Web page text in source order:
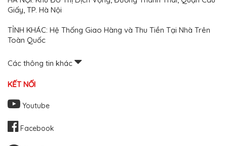
Giấy, TP. Hà Nội
TỈNH KHÁC: Hệ Thống Giao Hàng và Thu Tiền Tại Nhà Trên
Toàn Quốc
Các thông tin khác
KẾT NỐI
Youtube
Facebook